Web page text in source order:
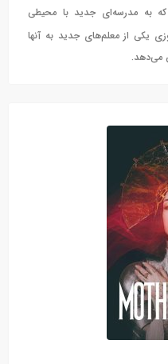
به مدرسه‌ای جدید با محیطی
یکی از معلم‌های جدید به آنها
می‌دهد.